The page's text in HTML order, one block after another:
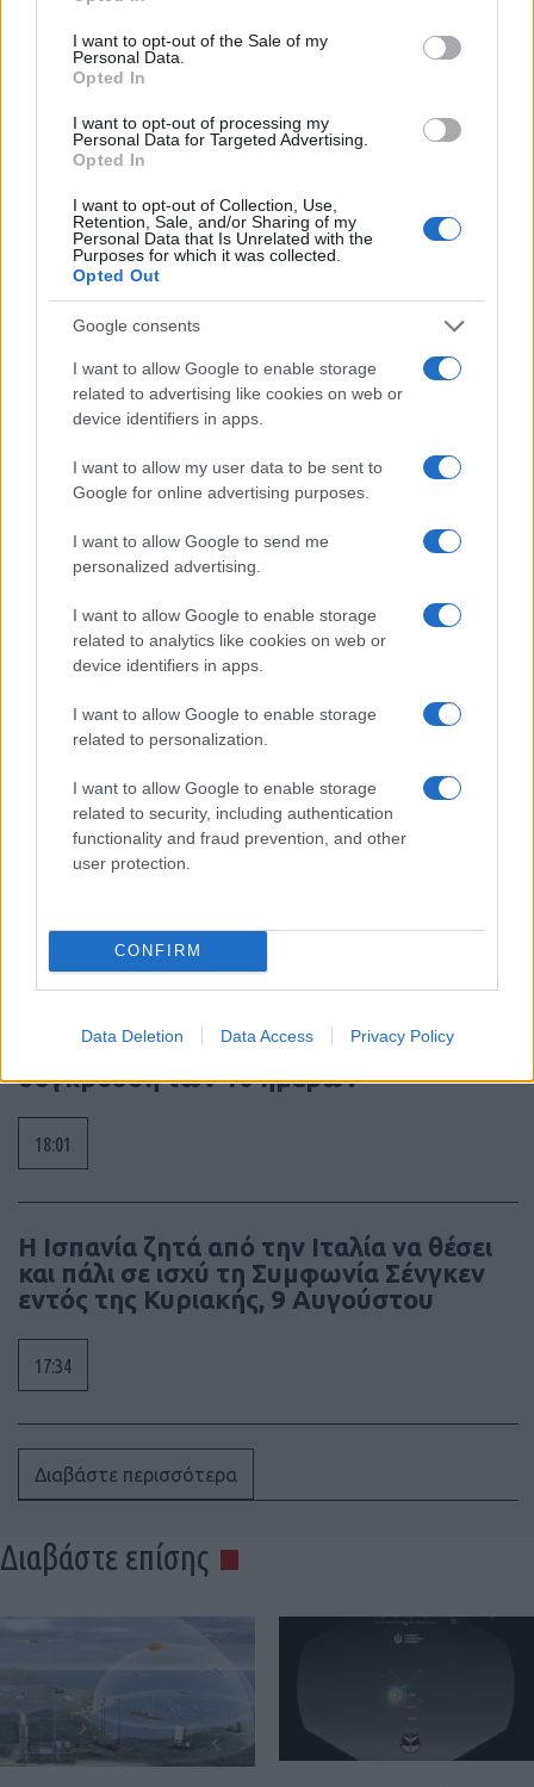
use your data for below specified purposes in below Google
consent section.
I want to opt-out of the Sale of my
Personal Data.
Opted In
I want to opt-out of processing my
Personal Data for Targeted Advertising.
Opted In
I want to opt-out of Collection, Use,
Retention, Sale, and/or Sharing of my
Personal Data that Is Unrelated with the
Purposes for which it was collected.
Opted Out
Google consents
I want to allow Google to enable storage
related to advertising like cookies on web or
device identifiers in apps.
I want to allow my user data to be sent to
Google for online advertising purposes.
I want to allow Google to send me
personalized advertising.
I want to allow Google to enable storage
related to analytics like cookies on web or
device identifiers in apps.
I want to allow Google to enable storage
related to personalization.
I want to allow Google to enable storage
related to security, including authentication
functionality and fraud prevention, and other
user protection.
CONFIRM
Data Deletion Data Access Privacy Policy
H Saab πάει για διπλασιασμό της
ΕΞΕΛΙΞΗ: H Τουρκία στέλνει όλους τους
εκτοξευτές της MLRS και τους
πυραύλους ATACMS στην Ουκρανία
Drakon: το μεγαλύτερο υποβρύχιο που
ναυπηγήθηκε στη Γερμανία παραδίδεται
στο Ισραήλ
Και η Lufthansa απορρίπτει τα πρώτα
Boeing 777-9 – Νέος πονοκέφαλος για
την αμερικανική εταιρεία
ΣΑΝ ΣΗΜΕΡΑ – 7 Αυγούστου 2008: Ο
Πόλεμος της Νότιας Οσσετίας, η
σύγκρουση των 10 ημερών
18:01
Η Ισπανία ζητά από την Ιταλία να θέσει
και πάλι σε ισχύ τη Συμφωνία Σένγκεν
εντός της Κυριακής, 9 Αυγούστου
17:34
Διαβάστε περισσότερα
Διαβάστε επίσης